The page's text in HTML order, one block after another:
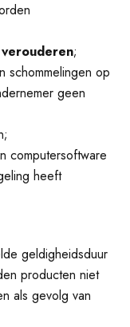
;
schommelingen op
geen
computersoftware
heeft
geldigheidsduur
producten niet
als gevolg van